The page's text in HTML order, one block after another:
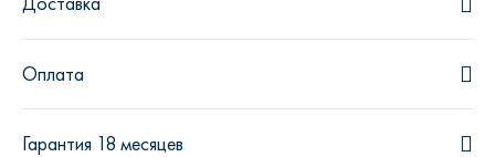
Оплата
Гарантия 18 месяцев